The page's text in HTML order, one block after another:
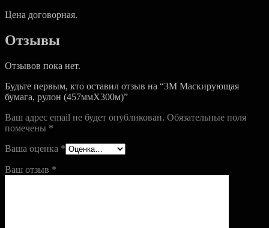
Цена договорная.
Отзывы
Отзывов пока нет.
Будьте первым, кто оставил отзыв на “3M Маскирующая
бумага, рулон (457ммХ300м)”
Ваш адрес email не будет опубликован. Обязательные поля
помечены *
Ваша оценка *
Ваш отзыв *